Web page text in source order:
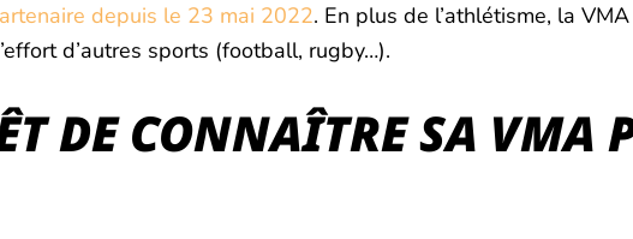
depuis le 23 mai 2022. En plus de l’athlétisme, la
d’autres sports (football, rugby…).
DE CONNAÎTRE SA VMA